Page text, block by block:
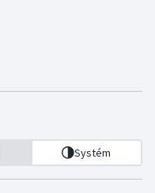
Systém